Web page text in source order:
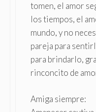
tomen, el amor
los tiempos, el
mundo, y no
pareja para
para brindarlo,
rinconcito de
Amiga siempre: